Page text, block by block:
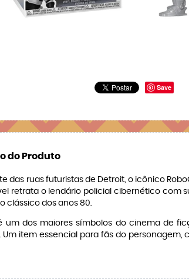
Save
do Produto
das ruas futuristas de Detroit, o icônico
retrata o lendário policial cibernético com
clássico dos anos 80.
um dos maiores símbolos do cinema de
Um item essencial para fãs do